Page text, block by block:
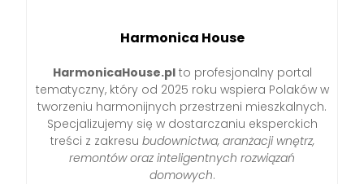
Harmonica House
HarmonicaHouse.plto profesjonalny portal
tematyczny, który od 2025 roku wspiera Polaków w
tworzeniu harmonijnych przestrzeni mieszkalnych.
Specjalizujemy się w dostarczaniu eksperckich
treści z zakresu budownictwa, aranżacji wnętrz,
remontów oraz inteligentnych rozwiązań
domowych.